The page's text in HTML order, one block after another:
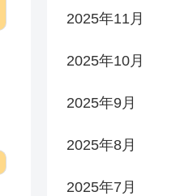
2025年11月
2025年10月
2025年9月
2025年8月
2025年7月